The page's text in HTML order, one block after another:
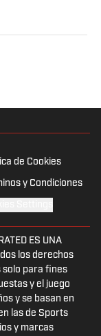
de Cookies
y Condiciones
ES UNA
los derechos
solo para fines
y el juego
y se basan en
las de Sports
y marcas